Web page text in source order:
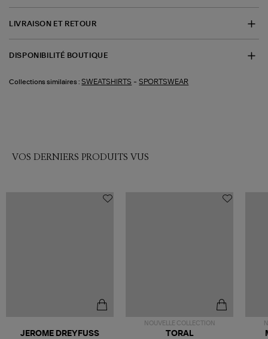
LIVRAISON ET RETOUR
DISPONIBILITÉ BOUTIQUE
Collections similaires : SWEATSHIRTS -SPORTSWEAR
VOS DERNIERS PRODUITS VUS
JEROME DREYFUSS
NOUVELLE COLLECTION
TORAL